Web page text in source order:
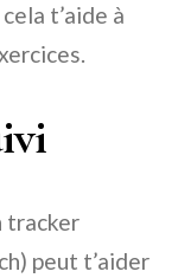
t’aide à
tracker
peut t’aider